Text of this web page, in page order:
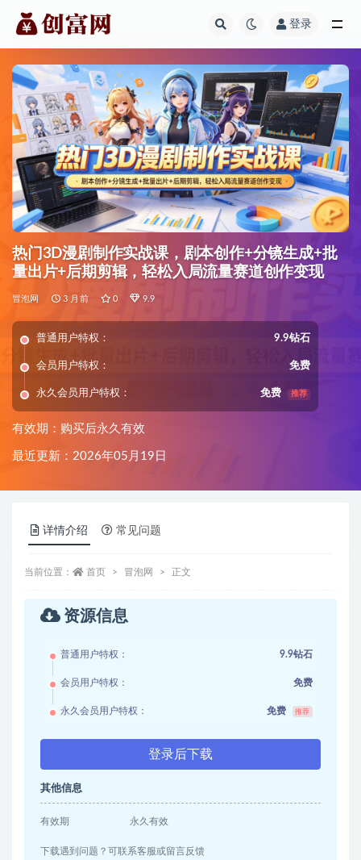
登录
热门3D漫剧制作实战课，剧本创作+分镜生成+批
量出片+后期剪辑，轻松入局流量赛道创作变现
冒泡网 3 月前 0 9.9
普通用户特权： 9.9钻石
会员用户特权： 免费
永久会员用户特权： 免费 推荐
有效期：购买后永久有效
最近更新：2026年05月19日
详情介绍 常见问题
当前位置： 首页 冒泡网 正文
资源信息
普通用户特权： 9.9钻石
会员用户特权： 免费
永久会员用户特权： 免费 推荐
登录后下载
其他信息
有效期 永久有效
下载遇到问题？可联系客服或留言反馈